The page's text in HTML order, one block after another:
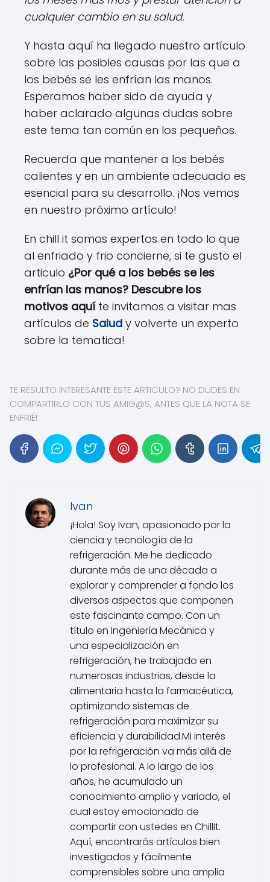
cualquier cambio en su salud.
Y hasta aquí ha llegado nuestro artículo
sobre las posibles causas por las que a
los bebés se les enfrían las manos.
Esperamos haber sido de ayuda y
haber aclarado algunas dudas sobre
este tema tan común en los pequeños.
Recuerda que mantener a los bebés
calientes y en un ambiente adecuado es
esencial para su desarrollo. ¡Nos vemos
en nuestro próximo artículo!
En chill it somos expertos en todo lo que
al enfriado y frio concierne, si te gusto el
articulo ¿Por qué a los bebés se les
enfrían las manos? Descubre los
motivos aquíte invitamos a visitar mas
artículos de Salud y volverte un experto
sobre la tematica!
TE RESULTO INTERESANTE ESTE ARTICULO? NO DUDES EN
COMPARTIRLO CON TUS AMIG@S, ANTES QUE LA NOTA SE
ENFRIÉ!
Ivan
¡Hola! Soy Ivan, apasionado por la
ciencia y tecnología de la
refrigeración. Me he dedicado
durante más de una década a
explorar y comprender a fondo los
diversos aspectos que componen
este fascinante campo. Con un
título en Ingeniería Mecánica y
una especialización en
refrigeración, he trabajado en
numerosas industrias, desde la
alimentaria hasta la farmacéutica,
optimizando sistemas de
refrigeración para maximizar su
eficiencia y durabilidad.Mi interés
por la refrigeración va más allá de
lo profesional. A lo largo de los
años, he acumulado un
conocimiento amplio y variado, el
cual estoy emocionado de
compartir con ustedes en ChillIt.
Aquí, encontrarás artículos bien
investigados y fácilmente
comprensibles sobre una amplia